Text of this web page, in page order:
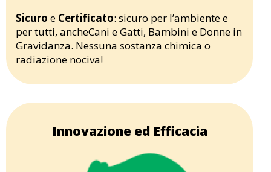
Sicuro e Certificato: sicuro per l’ambiente e
per tutti, ancheCani e Gatti, Bambini e Donne in
Gravidanza. Nessuna sostanza chimica o
radiazione nociva!
Innovazione ed Efficacia